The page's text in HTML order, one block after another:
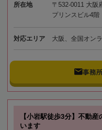
所在地
〒532-0011 大阪
プリンスビル4階
対応エリア 大阪、全国オン
事務
【小岩駅徒歩3分】不動
います